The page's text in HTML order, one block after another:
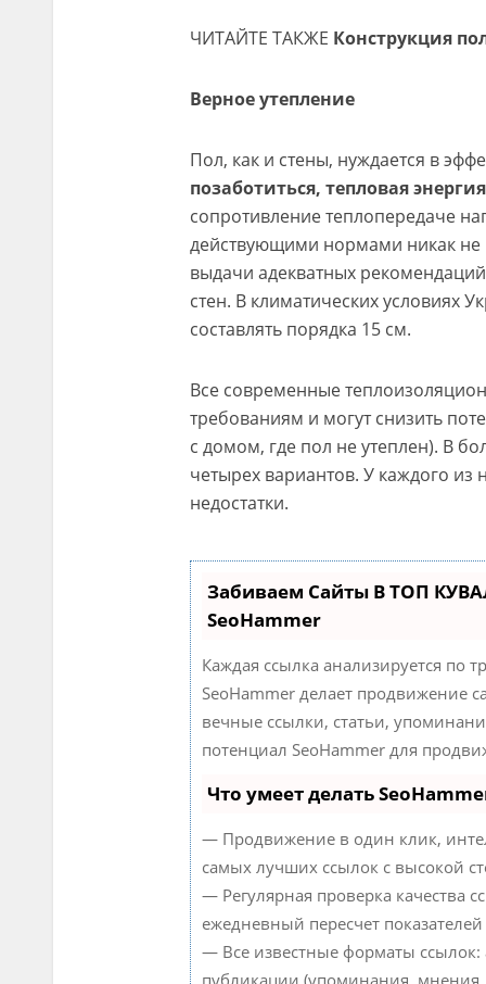
ЧИТАЙТЕ ТАКЖЕ Конструкция
Верное утепление
Пол, как и стены, нуждается в
позаботиться, тепловая
сопротивление теплопередаче
действующими нормами никак не
выдачи адекватных
стен. В климатических условиях
составлять порядка 15 см.
Все современные
требованиям и могут снизить
с домом, где пол не утеплен). В
четырех вариантов. У каждого
недостатки.
Забиваем Сайты В ТОП
SeoHammer
Каждая ссылка анализируется по
SeoHammer делает продвижение
вечные ссылки, статьи,
потенциал SeoHammer для
Что умеет делать
— Продвижение в один клик,
самых лучших ссылок с высокой
— Регулярная проверка качества
ежедневный пересчет показателей
— Все известные форматы
публикации (упоминания, мнения,